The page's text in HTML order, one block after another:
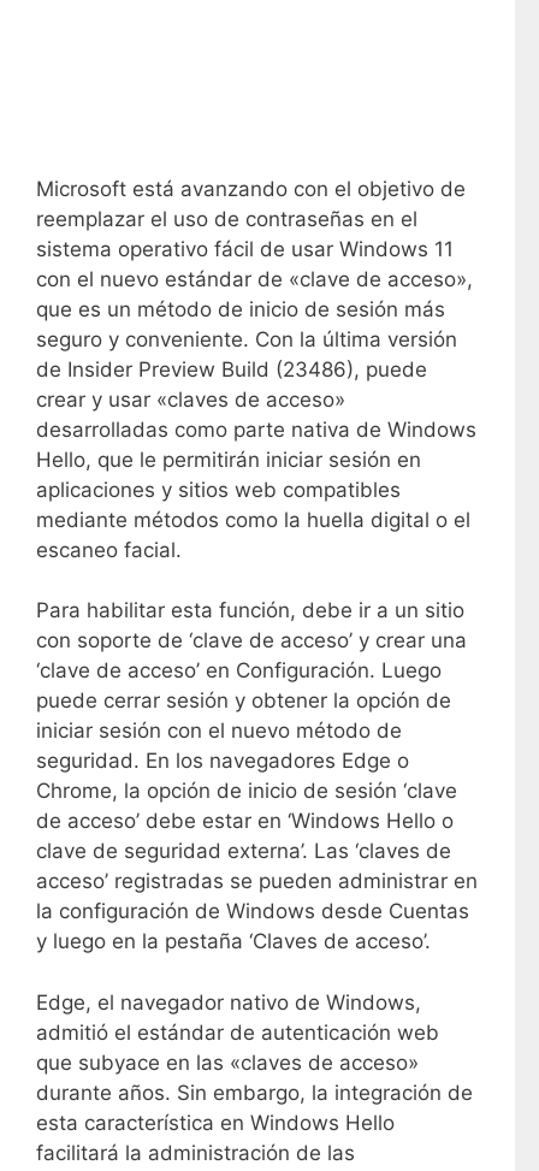
Microsoft está avanzando con el objetivo de
reemplazar el uso de contraseñas en el
sistema operativo fácil de usar Windows 11
con el nuevo estándar de «clave de acceso»,
que es un método de inicio de sesión más
seguro y conveniente. Con la última versión
de Insider Preview Build (23486), puede
crear y usar «claves de acceso»
desarrolladas como parte nativa de Windows
Hello, que le permitirán iniciar sesión en
aplicaciones y sitios web compatibles
mediante métodos como la huella digital o el
escaneo facial.
Para habilitar esta función, debe ir a un sitio
con soporte de ‘clave de acceso’ y crear una
‘clave de acceso’ en Configuración. Luego
puede cerrar sesión y obtener la opción de
iniciar sesión con el nuevo método de
seguridad. En los navegadores Edge o
Chrome, la opción de inicio de sesión ‘clave
de acceso’ debe estar en ‘Windows Hello o
clave de seguridad externa’. Las ‘claves de
acceso’ registradas se pueden administrar en
la configuración de Windows desde Cuentas
y luego en la pestaña ‘Claves de acceso’.
Edge, el navegador nativo de Windows,
admitió el estándar de autenticación web
que subyace en las «claves de acceso»
durante años. Sin embargo, la integración de
esta característica en Windows Hello
facilitará la administración de las